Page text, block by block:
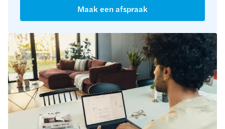
Maak een afspraak